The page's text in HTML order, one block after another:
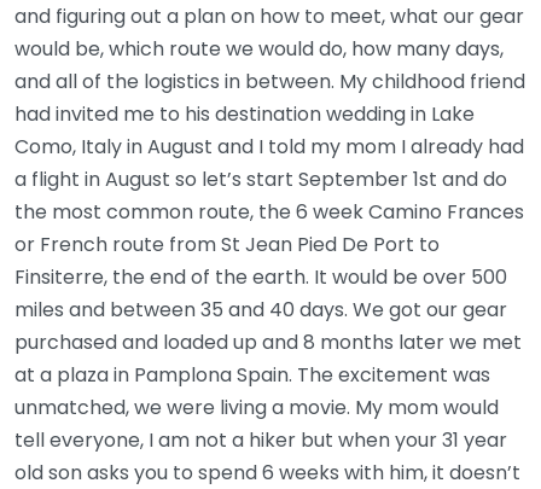
and figuring out a plan on how to meet, what our gear
would be, which route we would do, how many days,
and all of the logistics in between. My childhood friend
had invited me to his destination wedding in Lake
Como, Italy in August and I told my mom I already had
a flight in August so let’s start September 1st and do
the most common route, the 6 week Camino Frances
or French route from St Jean Pied De Port to
Finsiterre, the end of the earth. It would be over 500
miles and between 35 and 40 days. We got our gear
purchased and loaded up and 8 months later we met
at a plaza in Pamplona Spain. The excitement was
unmatched, we were living a movie. My mom would
tell everyone, I am not a hiker but when your 31 year
old son asks you to spend 6 weeks with him, it doesn’t